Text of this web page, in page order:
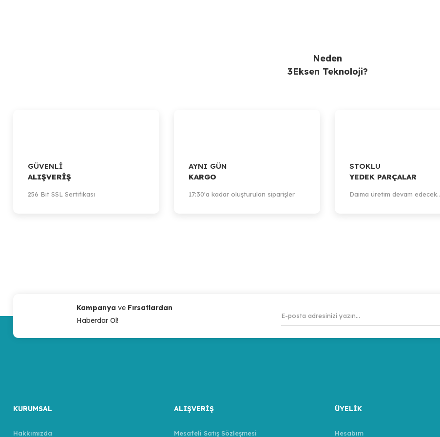
Neden
3Eksen Teknoloji?
GÜVENLİ
ALIŞVERİŞ
256 Bit SSL Sertifikası
AYNI GÜN
KARGO
17:30'a kadar oluşturulan siparişler
STOKLU
YEDEK PARÇALAR
Daima üretim devam edecek..
Kampanya ve Fırsatlardan
Haberdar Ol!
KURUMSAL
Hakkımızda
ALIŞVERİŞ
Mesafeli Satış Sözleşmesi
ÜYELİK
Hesabım